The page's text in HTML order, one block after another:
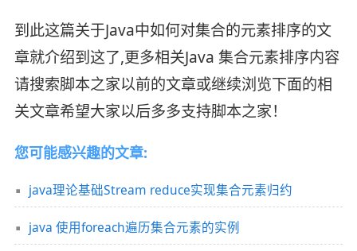
到此这篇关于Java中如何对集合的元素排序的文
章就介绍到这了,更多相关Java 集合元素排序内容
请搜索脚本之家以前的文章或继续浏览下面的相
关文章希望大家以后多多支持脚本之家！
您可能感兴趣的文章:
java理论基础Stream reduce实现集合元素归约
java 使用foreach遍历集合元素的实例